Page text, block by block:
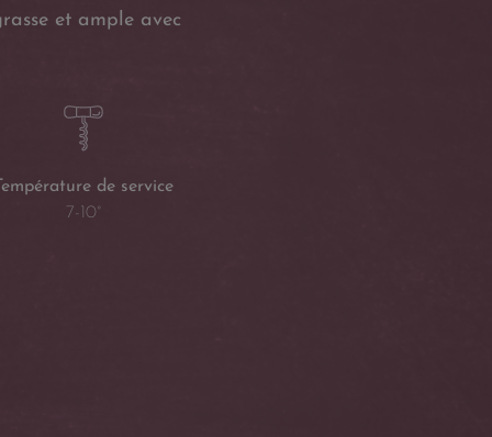
et ample avec
de service
7-10°